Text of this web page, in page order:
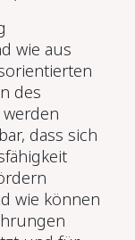
wie aus
des
dass sich
wie können